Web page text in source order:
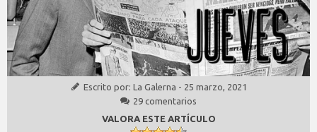
Escrito por: La Galerna - 25 marzo, 2021
29 comentarios
VALORA ESTE ARTÍCULO